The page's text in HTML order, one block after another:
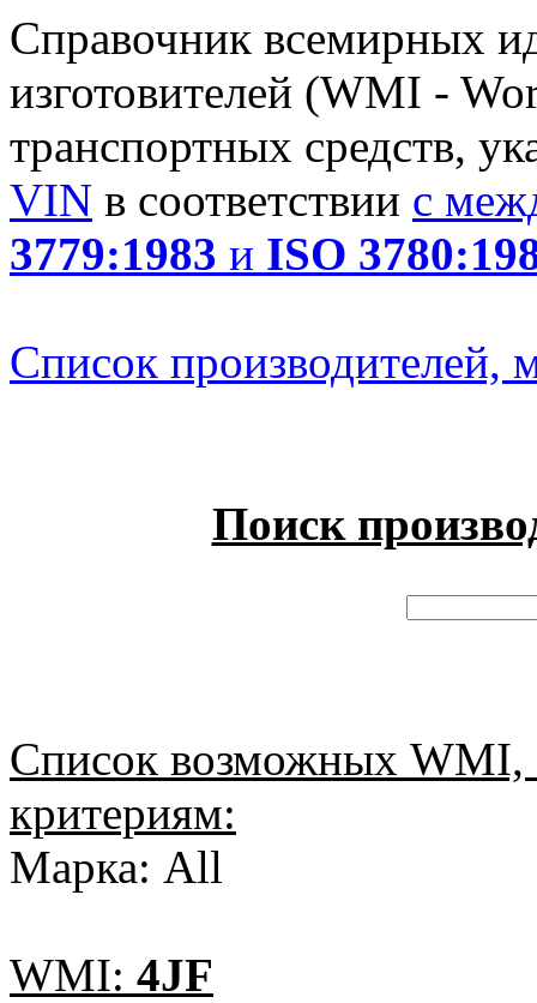
Справочник всемирных
изготовителей (WMI -
транспортных средств,
VIN в соответствии с
3779:1983 и ISO
Список производителей,
Поиск
Список возможных
критериям:
Марка: All
WMI: 4JF